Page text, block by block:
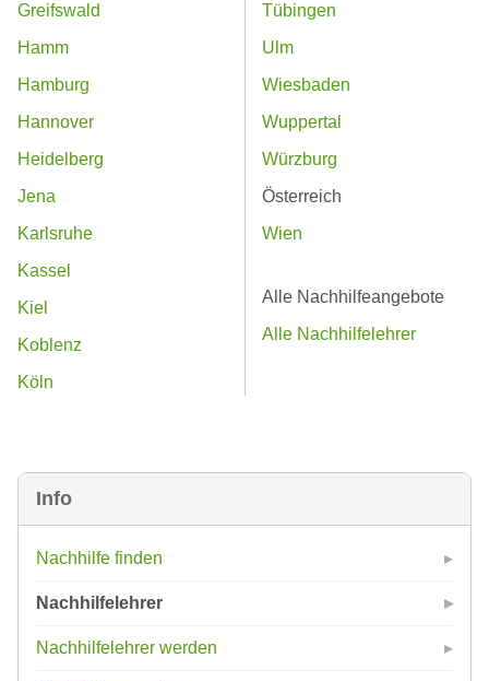
Info
Nachhilfe finden
Nachhilfelehrer
Nachhilfelehrer werden
Greifswald
Hamm
Hamburg
Hannover
Heidelberg
Jena
Karlsruhe
Kassel
Kiel
Koblenz
Köln
Tübingen
Ulm
Wiesbaden
Wuppertal
Würzburg
Österreich
Wien
Alle Nachhilfeangebote
Alle Nachhilfelehrer